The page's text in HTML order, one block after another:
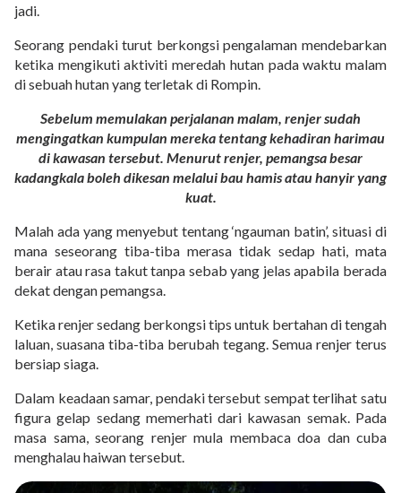
jadi.
Seorang pendaki turut berkongsi pengalaman mendebarkan
ketika mengikuti aktiviti meredah hutan pada waktu malam
di sebuah hutan yang terletak di Rompin.
Sebelum memulakan perjalanan malam, renjer sudah
mengingatkan kumpulan mereka tentang kehadiran harimau
di kawasan tersebut. Menurut renjer, pemangsa besar
kadangkala boleh dikesan melalui bau hamis atau hanyir yang
kuat.
Malah ada yang menyebut tentang ‘ngauman batin’, situasi di
mana seseorang tiba-tiba merasa tidak sedap hati, mata
berair atau rasa takut tanpa sebab yang jelas apabila berada
dekat dengan pemangsa.
Ketika renjer sedang berkongsi tips untuk bertahan di tengah
laluan, suasana tiba-tiba berubah tegang. Semua renjer terus
bersiap siaga.
Dalam keadaan samar, pendaki tersebut sempat terlihat satu
figura gelap sedang memerhati dari kawasan semak. Pada
masa sama, seorang renjer mula membaca doa dan cuba
menghalau haiwan tersebut.